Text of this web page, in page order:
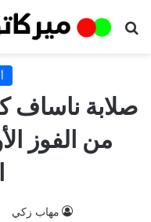
بحث عن
صلابة ناساف
من الفوز
مهاب زكي